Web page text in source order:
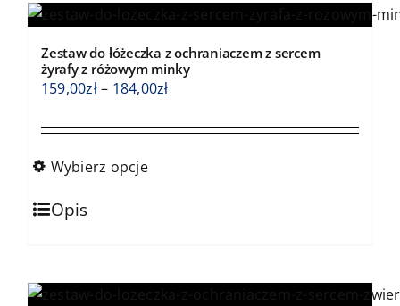
wariantów.
można
wybrać
stronie
produktu
Zestaw do łóżeczka z ochraniaczem z sercem
żyrafy z różowym minky
159,00zł– 184,00złZakres
od
Wybierz opcje
Ten
produkt
wariantów.
Opis